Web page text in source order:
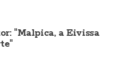
"Malpica, a Eivissa